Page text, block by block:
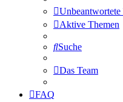
Unbeantwortete
Aktive Themen
Suche
Das Team
FAQ